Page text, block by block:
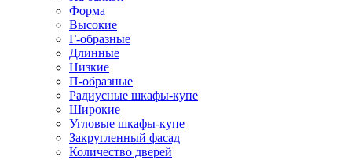
Форма
Высокие
Г-образные
Длинные
Низкие
П-образные
Радиусные шкафы-купе
Широкие
Угловые шкафы-купе
Закругленный фасад
Количество дверей